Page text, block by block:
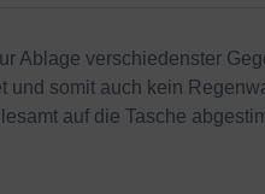
Ablage verschiedenster
somit auch kein
auf die Tasche